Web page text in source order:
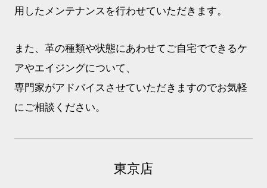
用したメンテナンスを行わせていただきます。
また、革の種類や状態にあわせてご自宅でできるケ
アやエイジングについて、
専門家がアドバイスさせていただきますのでお気軽
にご相談ください。
東京店